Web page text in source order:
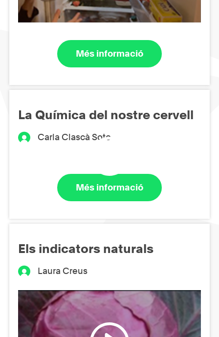
Més informació
La Química del nostre cervell
Carla Clascà Soto
Més informació
Els indicators naturals
Laura Creus